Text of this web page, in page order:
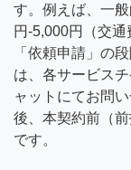
す。例えば、一
円-5,000円（交通
「依頼申請」の
は、各サービス
ャットにてお問
後、本契約前（
です。